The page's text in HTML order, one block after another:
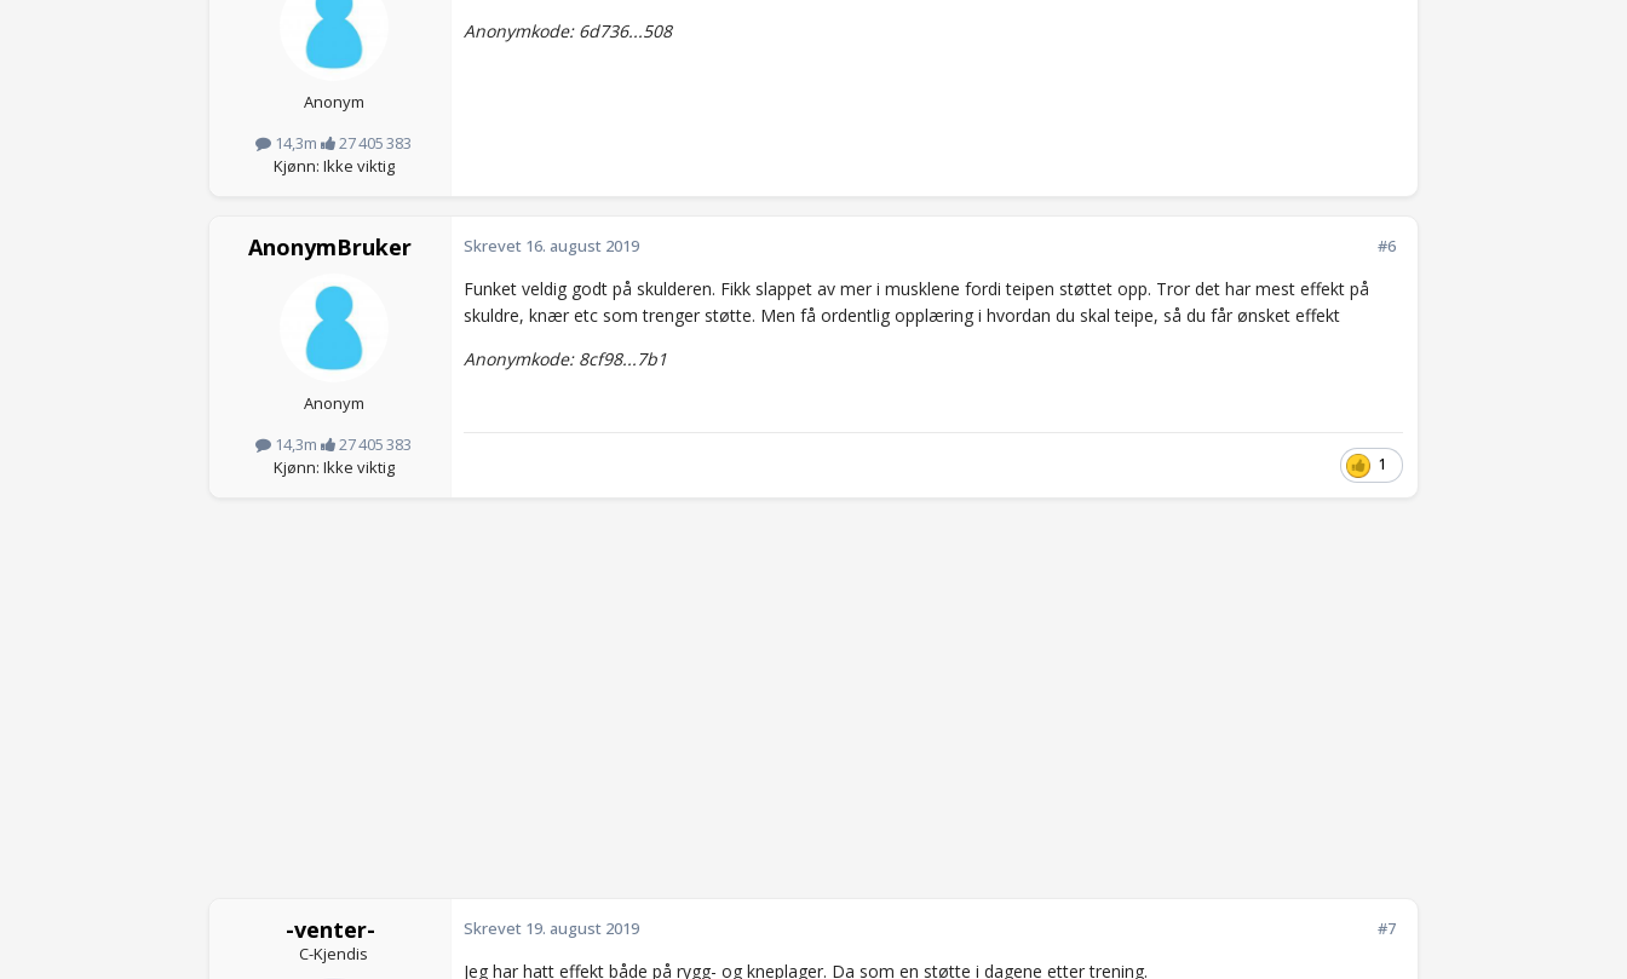
Anonym
14,3m
27 405 383
Kjønn: Ikke viktig
Anonymkode: 6d736...508
AnonymBruker
Anonym
14,3m
27 405 383
Kjønn: Ikke viktig
#6
Skrevet 16. august 2019
Funket veldig godt på skulderen. Fikk slappet av mer i musklene fordi teipen støttet opp. Tror det har mest effekt på
skuldre, knær etc som trenger støtte. Men få ordentlig opplæring i hvordan du skal teipe, så du får ønsket effekt
Anonymkode: 8cf98...7b1
1
-venter-
C-Kjendis
#7
Skrevet 19. august 2019
Jeg har hatt effekt både på rygg- og kneplager. Da som en støtte i dagene etter trening.